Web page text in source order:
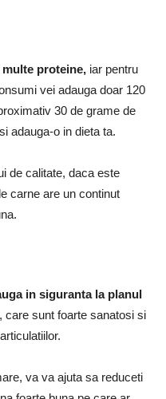
multe proteine, iar pentru
vei adauga doar 120
30 de grame de
adauga-o in dieta ta.
de calitate, daca este
carne are un continut
in siguranta la planul
care sunt foarte sanatosi si
va va ajuta sa reduceti